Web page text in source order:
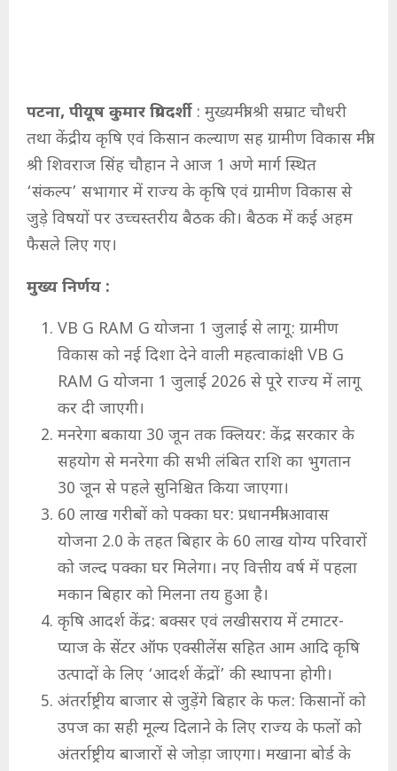
पटना, पीयूष कुमार प्रियदर्शी : मुख्यमंत्री श्री सम्राट चौधरी
तथा केंद्रीय कृषि एवं किसान कल्याण सह ग्रामीण विकास मंत्री
श्री शिवराज सिंह चौहान ने आज 1 अणे मार्ग स्थित
‘संकल्प’ सभागार में राज्य के कृषि एवं ग्रामीण विकास से
जुड़े विषयों पर उच्चस्तरीय बैठक की। बैठक में कई अहम
फैसले लिए गए।
मुख्य निर्णय :
VB G RAM G योजना 1 जुलाई से लागू: ग्रामीण
विकास को नई दिशा देने वाली महत्वाकांक्षी VB G
RAM G योजना 1 जुलाई 2026 से पूरे राज्य में लागू
कर दी जाएगी।
मनरेगा बकाया 30 जून तक क्लियर: केंद्र सरकार के
सहयोग से मनरेगा की सभी लंबित राशि का भुगतान
30 जून से पहले सुनिश्चित किया जाएगा।
60 लाख गरीबों को पक्का घर: प्रधानमंत्री आवास
योजना 2.0 के तहत बिहार के 60 लाख योग्य परिवारों
को जल्द पक्का घर मिलेगा। नए वित्तीय वर्ष में पहला
मकान बिहार को मिलना तय हुआ है।
कृषि आदर्श केंद्र: बक्सर एवं लखीसराय में टमाटर-
प्याज के सेंटर ऑफ एक्सीलेंस सहित आम आदि कृषि
उत्पादों के लिए ‘आदर्श केंद्रों’ की स्थापना होगी।
अंतर्राष्ट्रीय बाजार से जुड़ेंगे बिहार के फल: किसानों को
उपज का सही मूल्य दिलाने के लिए राज्य के फलों को
अंतर्राष्ट्रीय बाजारों से जोड़ा जाएगा। मखाना बोर्ड के